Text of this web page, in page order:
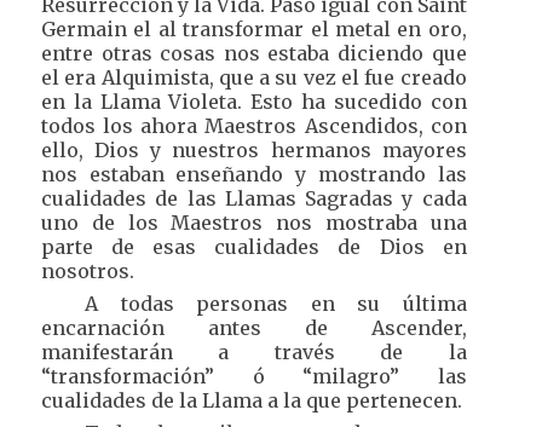
Resurrección y la Vida. Pasó igual con Saint
Germain el al transformar el metal en oro,
entre otras cosas nos estaba diciendo que
el era Alquimista, que a su vez el fue creado
en la Llama Violeta. Esto ha sucedido con
todos los ahora Maestros Ascendidos, con
ello, Dios y nuestros hermanos mayores
nos estaban enseñando y mostrando las
cualidades de las Llamas Sagradas y cada
uno de los Maestros nos mostraba una
parte de esas cualidades de Dios en
nosotros.
A todas personas en su última
encarnación antes de Ascender,
manifestarán a través de la
“transformación” ó “milagro” las
cualidades de la Llama a la que pertenecen.